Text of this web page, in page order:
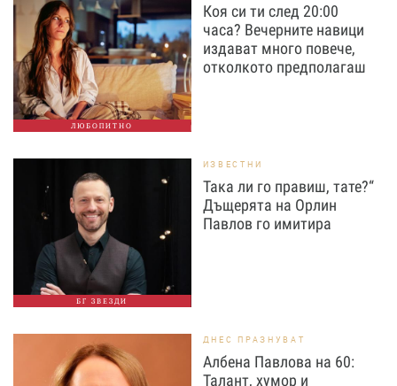
ЛЮБОПИТНО
Коя си ти след 20:00
часа? Вечерните навици
издават много повече,
отколкото предполагаш
БГ ЗВЕЗДИ
ИЗВЕСТНИ
Така ли го правиш, тате?“
Дъщерята на Орлин
Павлов го имитира
ДНЕС ПРАЗНУВАТ
Албена Павлова на 60:
Талант, хумор и